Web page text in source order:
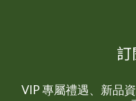
VIP 專屬禮遇、新品